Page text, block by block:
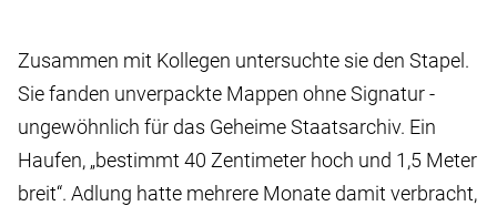
Zusammen mit Kollegen untersuchte sie den Stapel.
Sie fanden unverpackte Mappen ohne Signatur -
ungewöhnlich für das Geheime Staatsarchiv. Ein
Haufen, „bestimmt 40 Zentimeter hoch und 1,5 Meter
breit“. Adlung hatte mehrere Monate damit verbracht,